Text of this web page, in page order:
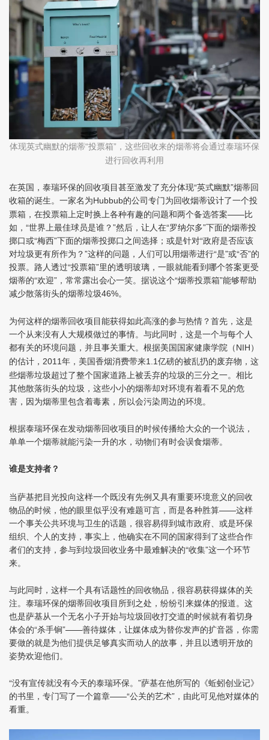
体现英式幽默的烟蒂“投票箱” ，这些回收来的烟蒂将会通过泰瑞环保
进行回收再利用
在英国，泰瑞环保的回收项目甚至激发了充分体现“英式幽默”烟蒂回
收箱的诞生。一家名为Hubbub的公司专门为回收烟蒂设计了一个投
票箱，在投票箱上定时换上各种有趣的问题和两个备选答案——比
如，“世界上最佳球员是谁？”然后，让人在“罗纳尔多”下面的烟蒂投
掷口或“梅西”下面的烟蒂投掷口之间选择；或是针对“政府是否应该
对垃圾更有所作为？”这样的问题，人们可以用烟蒂进行“是”或“否”的
投票。路人透过“投票箱”里的透明玻璃，一眼就能看到哪个答案更受
烟蒂的“欢迎”，常常露出会心一笑。据说这个“烟蒂投票箱”能够帮助
减少散落街头的烟蒂垃圾46%。
为何这样的烟蒂回收项目能获得如此高涨的参与热情？首先，这是
一个从来没有人大规模做过的事情。与此同时，这是一个与每个人
都有关的环境问题，并且事关重大。根据美国国家健康学院（NIH）
的估计， 2011年，美国香烟消费带来1.1亿磅的被乱扔的废弃物，这
些烟蒂垃圾超过了整个国家道路上被丢弃的垃圾的三分之一。相比
其他散落街头的垃圾，这些小小的烟蒂却对环境有着看不见的危
害，因为烟蒂里包含着毒素，所以会污染周边的环境。
根据泰瑞环保在发动烟蒂回收项目的时候传播给大众的一个说法，
单单一个烟蒂就能污染一升的水，动物们有时会误食烟蒂。
谁是支持者？
当萨基把目光投向这样一个既没有先例又具有重要环境意义的回收
物品的时候，他的眼里似乎没有难题可言，而是各种胜算——这样
一个事关公共环境与卫生的话题，很容易得到城市政府、或是环保
组织、个人的支持，事实上，他确实在不同的国家得到了这些合作
者们的支持，参与到垃圾回收业务中最难解决的“收集”这一个环节
来。
与此同时，这样一个具有话题性的回收物品，很容易获得媒体的关
注。泰瑞环保的烟蒂回收项目所到之处，纷纷引来媒体的报道。这
也是萨基从一个无名小子开始与垃圾回收打交道的时候就有着切身
体会的“杀手锏”——善待媒体，让媒体成为替你发声的扩音器，你需
要做的就是为他们提供足够真实而动人的故事，并且以透明开放的
姿势欢迎他们。
“没有宣传就没有今天的泰瑞环保。”萨基在他所写的《蚯蚓创业记》
的书里，专门写了一个篇章——“公关的艺术”，由此可见他对媒体的
看重。